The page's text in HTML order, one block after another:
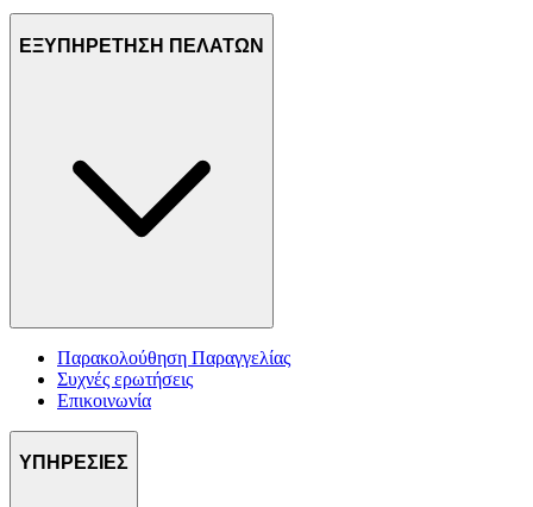
ΕΞΥΠΗΡΕΤΗΣΗ ΠΕΛΑΤΩΝ
Παρακολούθηση Παραγγελίας
Συχνές ερωτήσεις
Επικοινωνία
ΥΠΗΡΕΣΙΕΣ